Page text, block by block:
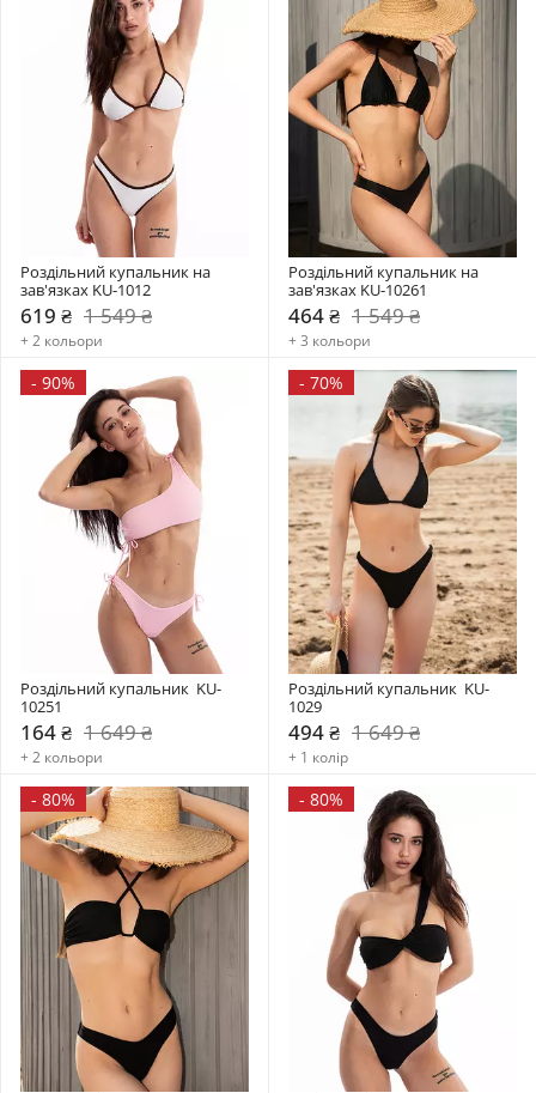
Роздільний купальник на
зав'язках KU-1012
619 ₴ 1 549 ₴
+ 2 кольори
Роздільний купальник на
зав'язках KU-10261
464 ₴ 1 549 ₴
+ 3 кольори
- 90%
Роздільний купальник  KU-
10251
164 ₴ 1 649 ₴
+ 2 кольори
- 70%
Роздільний купальник  KU-
1029
494 ₴ 1 649 ₴
+ 1 колір
- 80% - 80%